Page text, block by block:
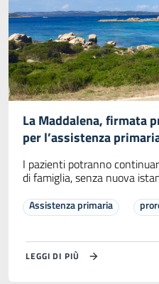
La Maddalena, firmata
per l’assistenza
I pazienti potranno
di famiglia, senza nuova
Assistenza primaria
LEGGI DI PIÙ